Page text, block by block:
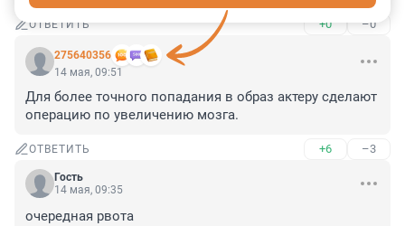
ОТВЕТИТЬ +0 –0
275640356
14 мая, 09:51
Для более точного попадания в образ актеру сделают
операцию по увеличению мозга.
ОТВЕТИТЬ +6 –3
Гость
14 мая, 09:35
очередная рвота